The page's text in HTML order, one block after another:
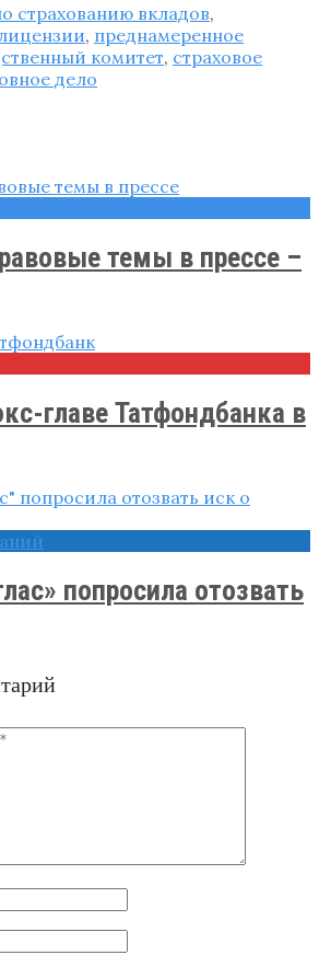
страхованию вкладов,
, преднамеренное
комитет, страховое
дело
темы в прессе –
главе Татфондбанка в
попросила отозвать